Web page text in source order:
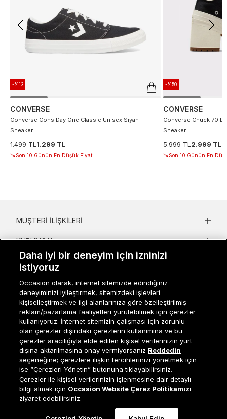
Sepete Ekle
-%13
CONVERSE
Converse Cons Day One Classic Unisex Siyah
Sneaker
1.499 TL1.299 TL
Son 10 Günün En Düşük Fiyatı
-%50
CONVERSE
Converse Chuck 70
Sneaker
5.999 TL2.999 TL
Son 10 Günün En
Müşteri İlişkileri0 850 800 01 20
MÜŞTERI İLIŞKILERI
KURUMSAL
KADIN KATEGORILER
GRUP MARKALAR
ERKEK KATEGORILER
Occasion bir EREN PERAKENDE markasıdır. © Eren Holding
Daha iyi bir deneyim için izninizi
istiyoruz
Occasion olarak, internet sitemizde edindiğiniz
deneyiminizi iyileştirmek, sitemizdeki işlevleri
kişiselleştirmek ve ilgi alanlarınıza göre özelleştirilmiş
reklam/pazarlama faaliyetleri yürütebilmek için çerezler
kullanıyoruz. İnternet sitemizin çalışması için zorunlu
olan çerezler dışındaki çerezlerin kullanımına ve bu
çerezler aracılığıyla elde edilen kişisel verilerinizin yurt
dışına aktarılmasına onay vermiyorsanız Reddedin
seçeneğine; çerezlere ilişkin tercihlerinizi yönetmek için
ise “Çerezleri Yönetin” butonuna tıklayabilirsiniz.
Çerezler ile kişisel verilerinizin işlenmesine dair detaylı
bilgi almak için Occasion Website Çerez Politikamızı
ziyaret edebilirsiniz.